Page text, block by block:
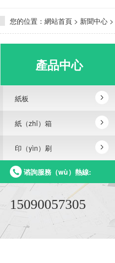
您的位置： 網站首頁 > 新聞中心 >
產品中心
紙板
紙（zhǐ）箱
印（yìn）刷
谘詢服務（wù）熱線:
15090057305